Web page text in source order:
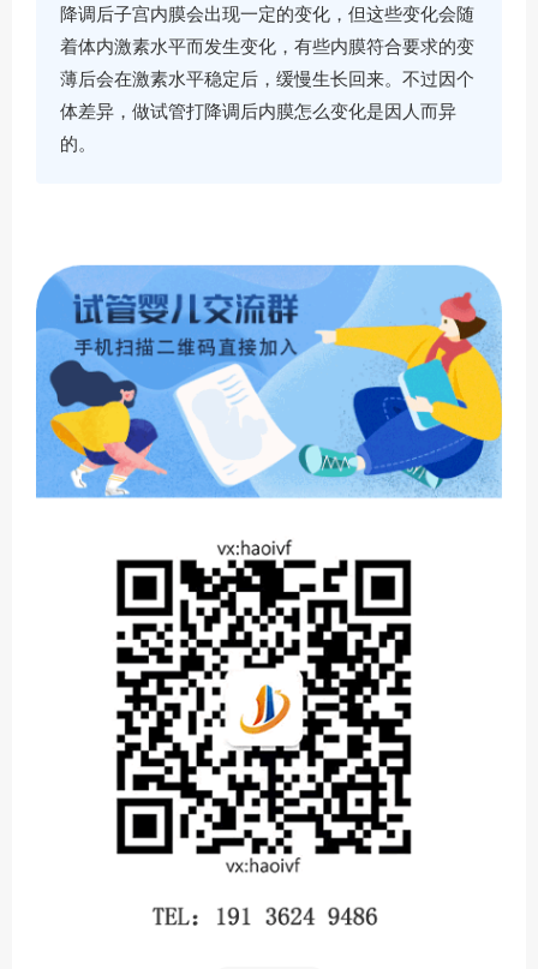
降调后子宫内膜会出现一定的变化，但这些变化会随
着体内激素水平而发生变化，有些内膜符合要求的变
薄后会在激素水平稳定后，缓慢生长回来。不过因个
体差异，做试管打降调后内膜怎么变化是因人而异
的。